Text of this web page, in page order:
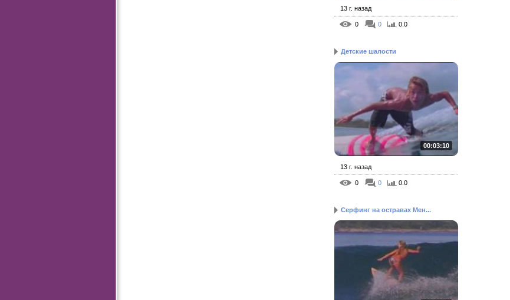
13 г. назад
0 0 0.0
Детские шалости
00:03:10
13 г. назад
0 0 0.0
Серфинг на остравах Мен...